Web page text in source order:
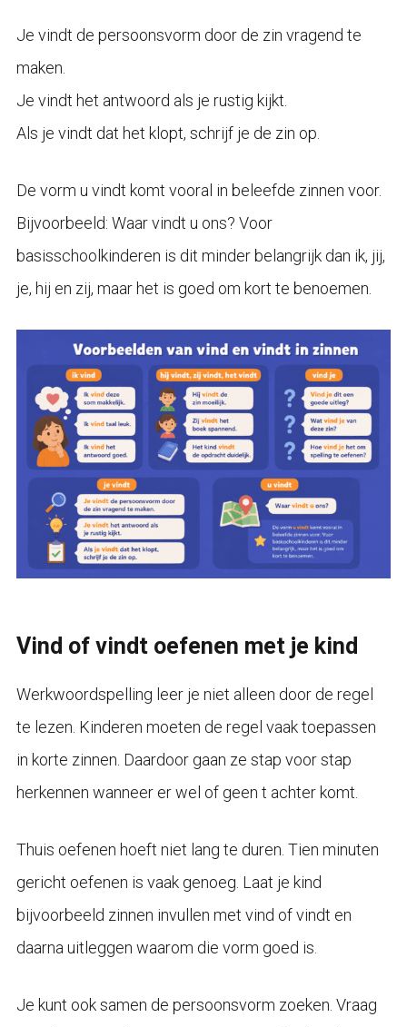
Je vindt de persoonsvorm door de zin vragend te
maken.
Je vindt het antwoord als je rustig kijkt.
Als je vindt dat het klopt, schrijf je de zin op.
De vorm u vindt komt vooral in beleefde zinnen voor.
Bijvoorbeeld: Waar vindt u ons? Voor
basisschoolkinderen is dit minder belangrijk dan ik, jij,
je, hij en zij, maar het is goed om kort te benoemen.
Vind of vindt oefenen met je kind
Werkwoordspelling leer je niet alleen door de regel
te lezen. Kinderen moeten de regel vaak toepassen
in korte zinnen. Daardoor gaan ze stap voor stap
herkennen wanneer er wel of geen t achter komt.
Thuis oefenen hoeft niet lang te duren. Tien minuten
gericht oefenen is vaak genoeg. Laat je kind
bijvoorbeeld zinnen invullen met vind of vindt en
daarna uitleggen waarom die vorm goed is.
Je kunt ook samen de persoonsvorm zoeken. Vraag